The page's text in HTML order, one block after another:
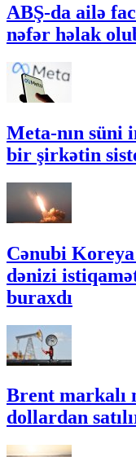
ABŞ-da ailə
nəfər həlak
Meta-nın süni
bir şirkətin
Cənubi
dənizi
buraxdı
Brent markalı
dollardan